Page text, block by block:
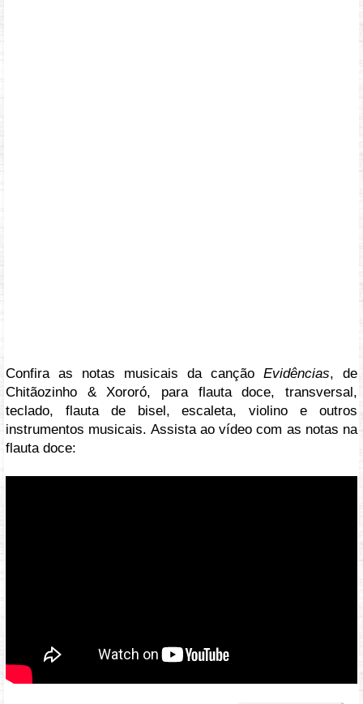
Confira as notas musicais da canção Evidências, de
Chitãozinho & Xororó, para flauta doce, transversal,
teclado, flauta de bisel, escaleta, violino e outros
instrumentos musicais. Assista ao vídeo com as notas na
flauta doce: